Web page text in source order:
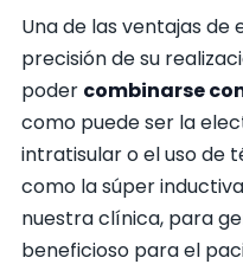
Una de las ventajas
precisión de su
poder combinarse
como puede ser la
intratisular o el uso de
como la súper
nuestra clínica, para
beneficioso para el